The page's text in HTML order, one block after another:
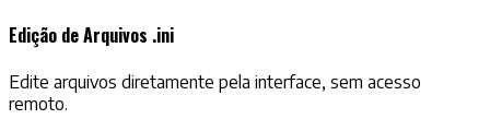
Edição de Arquivos .ini
Edite arquivos diretamente pela interface, sem acesso
remoto.